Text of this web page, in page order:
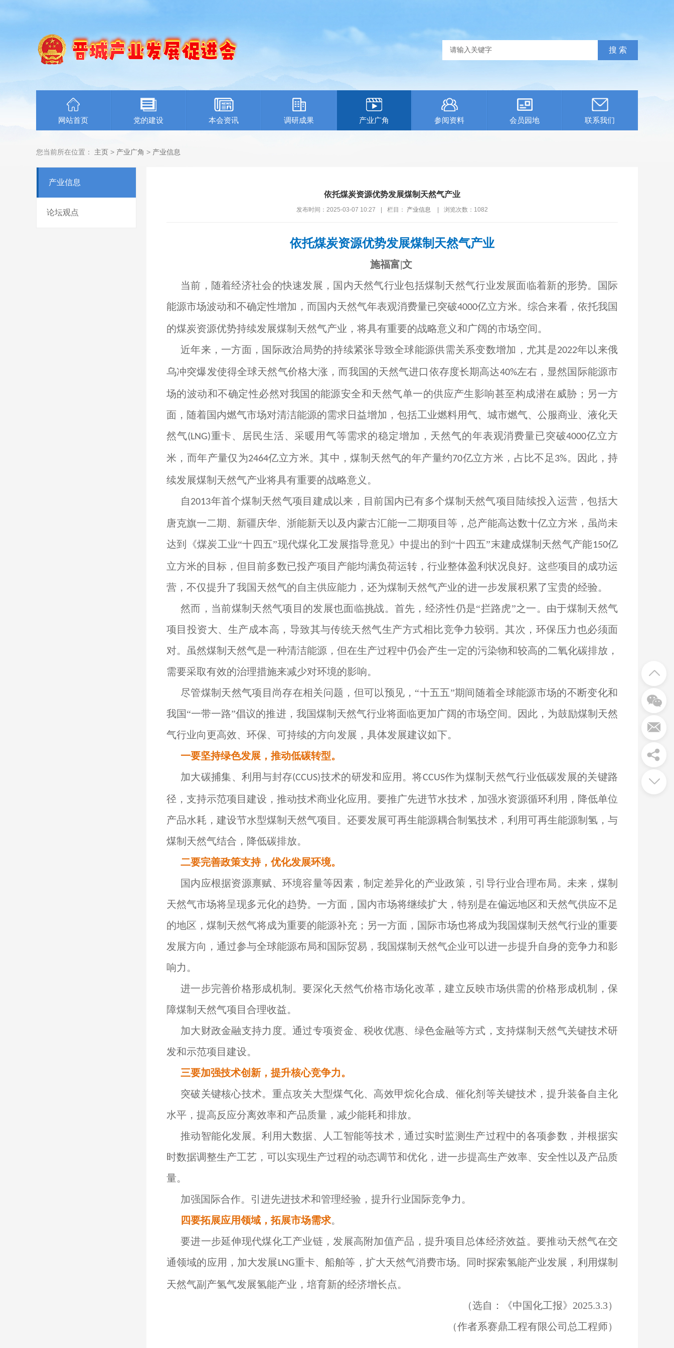
网站首页 党的建设 本会资讯 调研成果 产业广角 参阅资料 会员园地 联系我们
您当前所在位置： 主页 > 产业广角 > 产业信息
产业信息
论坛观点
依托煤炭资源优势发展煤制天然气产业
发布时间：2025-03-07 10:27 栏目： 产业信息 浏览次数： 1082
依托煤炭资源优势发展煤制天然气产业
施福富|文
当前，随着经济社会的快速发展，国内天然气行业包括煤制天然气行业发展面临着新的形势。国际
能源市场波动和不确定性增加，而国内天然气年表观消费量已突破4000亿立方米。综合来看，依托我国
的煤炭资源优势持续发展煤制天然气产业，将具有重要的战略意义和广阔的市场空间。
近年来，一方面，国际政治局势的持续紧张导致全球能源供需关系变数增加，尤其是2022年以来俄
乌冲突爆发使得全球天然气价格大涨，而我国的天然气进口依存度长期高达40%左右，显然国际能源市
场的波动和不确定性必然对我国的能源安全和天然气单一的供应产生影响甚至构成潜在威胁；另一方
面，随着国内燃气市场对清洁能源的需求日益增加，包括工业燃料用气、城市燃气、公服商业、液化天
然气(LNG)重卡、居民生活、采暖用气等需求的稳定增加，天然气的年表观消费量已突破4000亿立方
米，而年产量仅为2464亿立方米。其中，煤制天然气的年产量约70亿立方米，占比不足 3%。因此，持
续发展煤制天然气产业将具有重要的战略意义。
自 2013年首个煤制天然气项目建成以来，目前国内已有多个煤制天然气项目陆续投入运营，包括大
唐克旗一二期、新疆庆华、浙能新天以及内蒙古汇能一二期项目等，总产能高达数十亿立方米，虽尚未
达到《煤炭工业“十四五”现代煤化工发展指导意见》中提出的到“十四五”末建成煤制天然气产能150亿
立方米的目标，但目前多数已投产项目产能均满负荷运转，行业整体盈利状况良好。这些项目的成功运
营，不仅提升了我国天然气的自主供应能力，还为煤制天然气产业的进一步发展积累了宝贵的经验。
然而，当前煤制天然气项目的发展也面临挑战。首先，经济性仍是“拦路虎”之一。由于煤制天然气
项目投资大、生产成本高，导致其与传统天然气生产方式相比竞争力较弱。其次，环保压力也必须面
对。虽然煤制天然气是一种清洁能源，但在生产过程中仍会产生一定的污染物和较高的二氧化碳排放，
需要采取有效的治理措施来减少对环境的影响。
尽管煤制天然气项目尚存在相关问题，但可以预见，“十五五”期间随着全球能源市场的不断变化和
我国“一带一路”倡议的推进，我国煤制天然气行业将面临更加广阔的市场空间。因此，为鼓励煤制天然
气行业向更高效、环保、可持续的方向发展，具体发展建议如下。
一要坚持绿色发展，推动低碳转型。
加大碳捕集、利用与封存(CCUS)技术的研发和应用。将CCUS作为煤制天然气行业低碳发展的关键路
径，支持示范项目建设，推动技术商业化应用。要推广先进节水技术，加强水资源循环利用，降低单位
产品水耗，建设节水型煤制天然气项目。还要发展可再生能源耦合制氢技术，利用可再生能源制氢，与
煤制天然气结合，降低碳排放。
二要完善政策支持，优化发展环境。
国内应根据资源禀赋、环境容量等因素，制定差异化的产业政策，引导行业合理布局。未来，煤制
天然气市场将呈现多元化的趋势。一方面，国内市场将继续扩大，特别是在偏远地区和天然气供应不足
的地区，煤制天然气将成为重要的能源补充；另一方面，国际市场也将成为我国煤制天然气行业的重要
发展方向，通过参与全球能源布局和国际贸易，我国煤制天然气企业可以进一步提升自身的竞争力和影
响力。
进一步完善价格形成机制。要深化天然气价格市场化改革，建立反映市场供需的价格形成机制，保
障煤制天然气项目合理收益。
加大财政金融支持力度。通过专项资金、税收优惠、绿色金融等方式，支持煤制天然气关键技术研
发和示范项目建设。
三要加强技术创新，提升核心竞争力。
突破关键核心技术。重点攻关大型煤气化、高效甲烷化合成、催化剂等关键技术，提升装备自主化
水平，提高反应分离效率和产品质量，减少能耗和排放。
推动智能化发展。利用大数据、人工智能等技术，通过实时监测生产过程中的各项参数，并根据实
时数据调整生产工艺，可以实现生产过程的动态调节和优化，进一步提高生产效率、安全性以及产品质
量。
加强国际合作。引进先进技术和管理经验，提升行业国际竞争力。
四要拓展应用领域，拓展市场需求。
要进一步延伸现代煤化工产业链，发展高附加值产品，提升项目总体经济效益。要推动天然气在交
通领域的应用，加大发展LNG重卡、船舶等，扩大天然气消费市场。同时探索氢能产业发展，利用煤制
天然气副产氢气发展氢能产业，培育新的经济增长点。
（选自：《中国化工报》2025.3.3）
（作者系赛鼎工程有限公司总工程师）